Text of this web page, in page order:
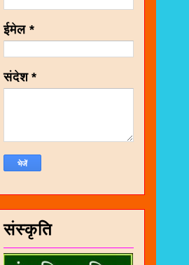
ईमेल *
संदेश *
संस्कृति